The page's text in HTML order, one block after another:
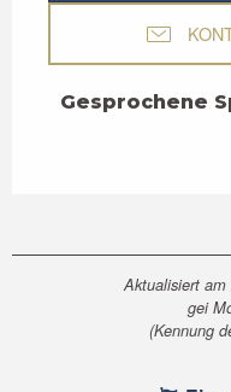
Gesprochene
Gesprochene
Aktualisiert am
gei
(Kennung